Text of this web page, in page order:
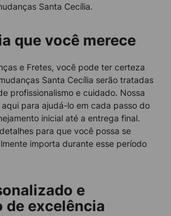
Santa Cecília.
que você merece
e Fretes, você pode ter certeza
Santa Cecília serão tratadas
profissionalismo e cuidado. Nossa
para ajudá-lo em cada passo do
inicial até a entrega final.
para que você possa se
importa durante esse período
e
de excelência